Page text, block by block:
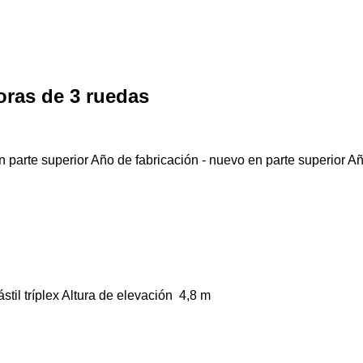
de 3 ruedas
parte superiorAño de fabricación - nuevo en parte superior
tríplexAltura de elevación 4,8 m